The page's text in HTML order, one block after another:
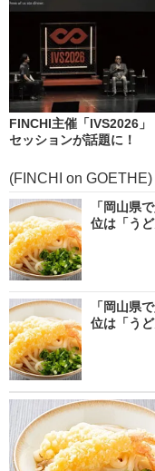
FINCHI主催「IVS2026」
セッションが話題に！
(FINCHI on GOETHE)
「岡山県
位は「う
「岡山県
位は「う